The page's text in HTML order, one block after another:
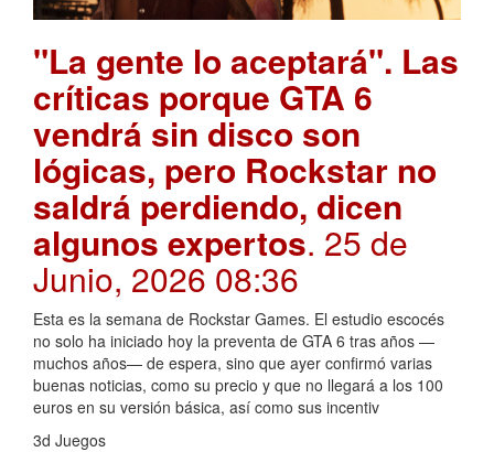
"La gente lo aceptará". Las
críticas porque GTA 6
vendrá sin disco son
lógicas, pero Rockstar no
saldrá perdiendo, dicen
algunos expertos. 25 de
Junio, 2026 08:36
Esta es la semana de Rockstar Games. El estudio escocés
no solo ha iniciado hoy la preventa de GTA 6 tras años —
muchos años— de espera, sino que ayer confirmó varias
buenas noticias, como su precio y que no llegará a los 100
euros en su versión básica, así como sus incentiv
3d Juegos